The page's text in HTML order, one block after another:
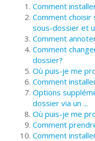
Comment
Comment choisir
sous-dossier et
Comment
Comment
dossier?
Où puis-je me
Comment
Options
dossier via un ...
Où puis-je me
Comment
Comment